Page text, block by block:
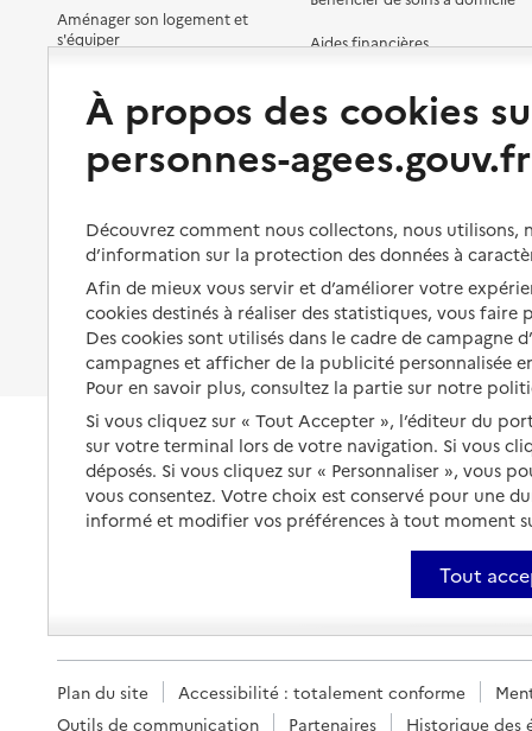
15110-Anterrieux
04 71 23 54 91
Contact
Rapport HAS
Source des données : Annuaire de l'administration - Base de données
Mis à jour le : 02/09/2024
Mairie - Antignac
Adresse
19 rue Paul-Antoine-Mirande
15240-Antignac
Contact
Site internet
Rapport HAS
Source des données : Annuaire de l'administration - Base de
Adresse
1 les Écoles
15400-Apchon
Aménager son logement et
s'équiper
santé
protection
Les obligations de la famille
À qui s’adresser ?
Les politiques du grand âge
Aides financières
Vivre à domicile avec une
Être hospitalisé
Fin de vie à domicile
Plan du site Accessibilité : totalement conforme
Outils de communication
Partenaires Historique des
À propos des cookies
personnes-agees.gouv.fr
Découvrez comment nous collectons, nous
d’information sur la protection des données à
Afin de mieux vous servir et d’améliorer votre
cookies destinés à réaliser des statistiques, vous
Des cookies sont utilisés dans le cadre de
campagnes et afficher de la publicité personnalisée
Pour en savoir plus, consultez la partie sur notre
Si vous cliquez sur « Tout Accepter », l’éditeur du
sur votre terminal lors de votre navigation. Si vous
déposés. Si vous cliquez sur « Personnaliser », vous
vous consentez. Votre choix est conservé pour une
informé et modifier vos préférences à tout moment
Tout